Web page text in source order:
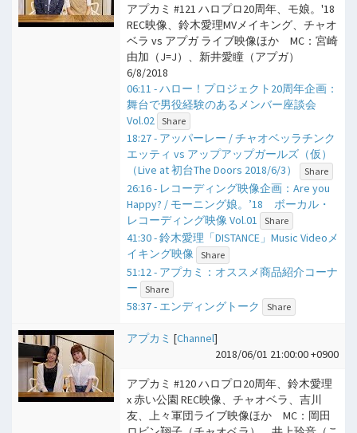
アプカミ #121 ハロプロ20周年、モ娘。'18
REC映像、鈴木愛理MVメイキング、チャオ
ベラ vs アプガ ライブ映像ほか MC：宮崎
由加（J=J）、新井愛瞳（アプガ）
6/8/2018
06:11 - ハロー！プロジェクト20周年企画：
舞台で男役経験のあるメンバー座談会
Vol.02
Share
18:27 - アッパーレー / チャオベッラチンク
エッティ vs アップアップガールズ（仮）
（Live at 初台The Doors 2018/6/3）
Share
26:16 - レコーディング映像企画：Are you
Happy? / モーニング娘。’18 ボーカル・
レコーディング映像 Vol.01
Share
41:30 - 鈴木愛理「DISTANCE」Music Videoメ
イキング映像 Share
51:12 - アプカミ：オススメ商品紹介コーナ
ー
Share
58:37 - エンディングトーク Share
アプカミ [Channel]
2018/06/01 21:00:00 +0900
アプカミ #120 ハロプロ20周年、鈴木愛理
x 赤い公園 REC映像、チャオベラ、吉川
友、上々軍団ライブ映像ほか MC：岡田